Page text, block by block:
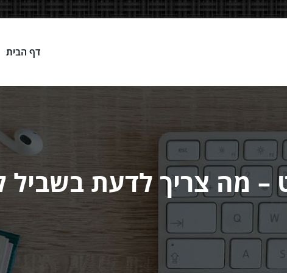
דף הבית
– מה צריך לדעת